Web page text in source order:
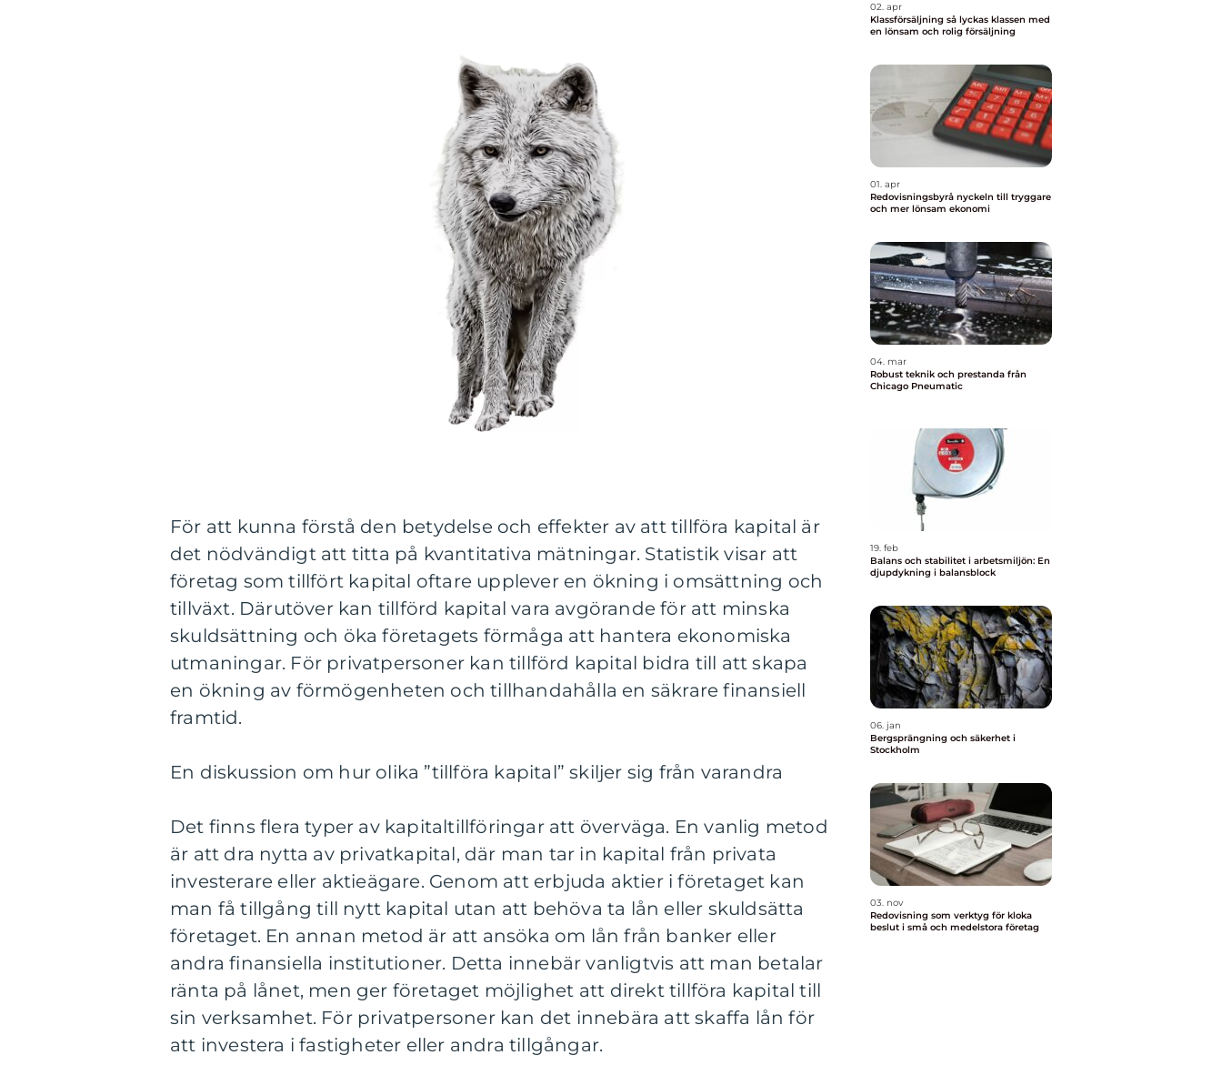
För att kunna förstå den betydelse och effekter av att tillföra kapital är
det nödvändigt att titta på kvantitativa mätningar. Statistik visar att
företag som tillfört kapital oftare upplever en ökning i omsättning och
tillväxt. Därutöver kan tillförd kapital vara avgörande för att minska
skuldsättning och öka företagets förmåga att hantera ekonomiska
utmaningar. För privatpersoner kan tillförd kapital bidra till att skapa
en ökning av förmögenheten och tillhandahålla en säkrare finansiell
framtid.
En diskussion om hur olika ”tillföra kapital” skiljer sig från varandra
Det finns flera typer av kapitaltillföringar att överväga. En vanlig metod
är att dra nytta av privatkapital, där man tar in kapital från privata
investerare eller aktieägare. Genom att erbjuda aktier i företaget kan
man få tillgång till nytt kapital utan att behöva ta lån eller skuldsätta
företaget. En annan metod är att ansöka om lån från banker eller
andra finansiella institutioner. Detta innebär vanligtvis att man betalar
ränta på lånet, men ger företaget möjlighet att direkt tillföra kapital till
sin verksamhet. För privatpersoner kan det innebära att skaffa lån för
att investera i fastigheter eller andra tillgångar.
02. apr
Klassförsäljning så lyckas klassen med
en lönsam och rolig försäljning
01. apr
Redovisningsbyrå nyckeln till tryggare
och mer lönsam ekonomi
04. mar
Robust teknik och prestanda från
Chicago Pneumatic
19. feb
Balans och stabilitet i arbetsmiljön: En
djupdykning i balansblock
06. jan
Bergsprängning och säkerhet i
Stockholm
03. nov
Redovisning som verktyg för kloka
beslut i små och medelstora företag